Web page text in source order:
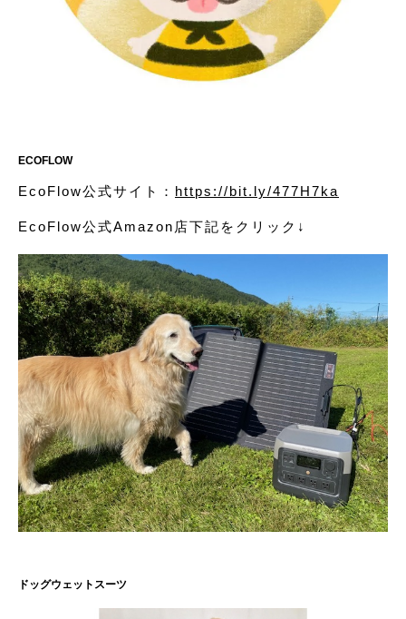
ECOFLOW
EcoFlow公式サイト： https://bit.ly/477H7ka
EcoFlow公式Amazon店下記をクリック↓
ドッグウェットスーツ